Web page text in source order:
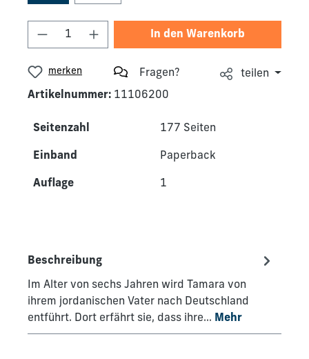
Produkt Anzahl: Gib den gewünschten
In den Warenkorb
merken Fragen?
teilen
Artikelnummer: 11106200
Seitenzahl 177 Seiten
Einband Paperback
Auflage 1
Beschreibung
Im Alter von sechs Jahren wird Tamara von
ihrem jordanischen Vater nach Deutschland
entführt. Dort erfährt sie, dass ihre… Mehr